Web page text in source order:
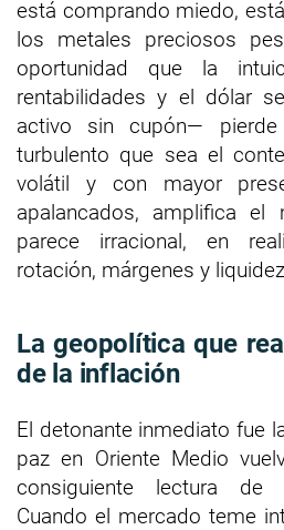
está comprando miedo,
los metales preciosos
oportunidad que la
rentabilidades y el dólar
activo sin cupón—
turbulento que sea el
volátil y con mayor
apalancados, amplifica el
parece irracional, en
rotación, márgenes y
La geopolítica que
de la inflación
El detonante inmediato fue
paz en Oriente Medio
consiguiente lectura de
Cuando el mercado teme